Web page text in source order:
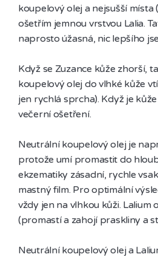
koupelový olej a nejsušší
ošetřím jemnou vrstvou Lalia.
naprosto úžasná, nic lepšího
Když se Zuzance kůže zhorší,
koupelový olej do vlhké kůže
jen rychlá sprcha). Když je
večerní ošetření.
Neutrální koupelový olej je
protože umí promastit do
ekzematiky zásadní, rychle
mastný film. Pro optimální
vždy jen na vlhkou kůži. Lalium
(promastí a zahojí praskliny a
Neutrální koupelový olej a